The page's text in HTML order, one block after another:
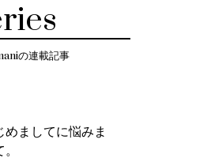
の連載記事
めましてに悩みま